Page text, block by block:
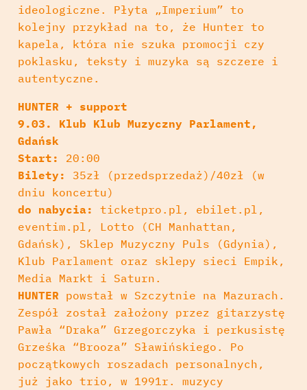
ideologiczne. Płyta „Imperium” to
kolejny przykład na to, że Hunter to
kapela, która nie szuka promocji czy
poklasku, teksty i muzyka są szczere i
autentyczne.
HUNTER + support
9.03. Klub Klub Muzyczny Parlament,
Gdańsk
Start: 20:00
Bilety: 35zł (przedsprzedaż)/40zł (w
dniu koncertu)
do nabycia: ticketpro.pl, ebilet.pl,
eventim.pl, Lotto (CH Manhattan,
Gdańsk), Sklep Muzyczny Puls (Gdynia),
Klub Parlament oraz sklepy sieci Empik,
Media Markt i Saturn.
HUNTER powstał w Szczytnie na Mazurach.
Zespół został założony przez gitarzystę
Pawła “Draka” Grzegorczyka i perkusistę
Grześka “Brooza” Sławińskiego. Po
początkowych roszadach personalnych,
już jako trio, w 1991r. muzycy